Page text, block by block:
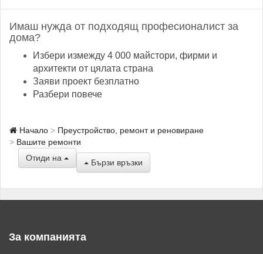
Имаш нужда от подходящ професионалист за
дома?
Избери измежду 4 000 майстори, фирми и
архитекти от цялата страна
Заяви проект безплатно
Разбери повече
Начало
Преустройство, ремонт и реновиране
Вашите ремонти
Отиди на
Бързи връзки
За компанията